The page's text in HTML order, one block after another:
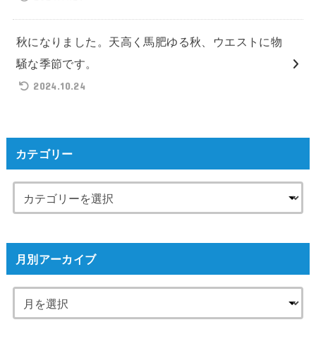
秋になりました。天高く馬肥ゆる秋、ウエストに物
騒な季節です。
2024.10.24
カテゴリー
月別アーカイブ